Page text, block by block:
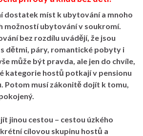
dostatek míst k ubytování a mnoho
možností ubytování v soukromí.
bez rozdílu uvádějí, že jsou
dětmi, páry, romantické pobyty i
může být pravda, ale jen do chvíle,
kategorie hostů potkají v pensionu
Potom musí zákonitě dojít k tomu,
jinou cestou – cestou úzkého
cílovou skupinu hostů a